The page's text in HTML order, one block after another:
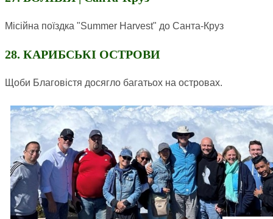
Місійна поїздка "Summer Harvest" до Санта-Круз
28. КАРИБСЬКІ ОСТРОВИ
Щоби Благовістя досягло багатьох на островах.